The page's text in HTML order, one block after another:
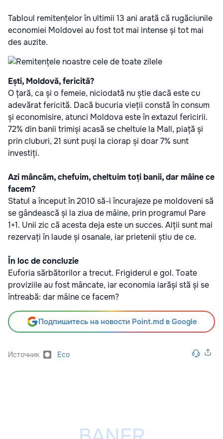
Tabloul remitențelor în ultimii 13 ani arată că rugăciunile
economiei Moldovei au fost tot mai intense și tot mai
des auzite.
Ești, Moldovă, fericită?
O țară, ca și o femeie, niciodată nu știe dacă este cu
adevărat fericită. Dacă bucuria vieții constă în consum
și economisire, atunci Moldova este în extazul fericirii.
72% din banii trimiși acasă se cheltuie la Mall, piață și
prin cluburi, 21 sunt puși la ciorap și doar 7% sunt
investiți.
Azi mâncăm, chefuim, cheltuim toți banii, dar mâine ce
facem?
Statul a început în 2010 să-i încurajeze pe moldoveni să
se gândească și la ziua de mâine, prin programul Pare
1+1. Unii zic că acesta deja este un succes. Alții sunt mai
rezervați în laude și osanale, iar prietenii știu de ce.
În loc de concluzie
Euforia sărbătorilor a trecut. Frigiderul e gol. Toate
proviziile au fost mâncate, iar economia iarăși stă și se
întreabă: dar mâine ce facem?
Подпишитесь на новости Point.md в Google
Источник Eco